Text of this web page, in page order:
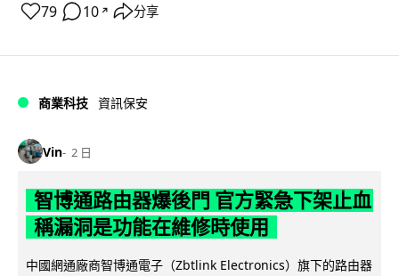
79 10 ↗ 分享
商業科技 資訊保安
Vin 2 日
智博通路由器爆後門 官方緊急下架止血
稱漏洞是功能在維修時使用
中國網通廠商智博通電子（Zbtlink Electronics）旗下的路由器